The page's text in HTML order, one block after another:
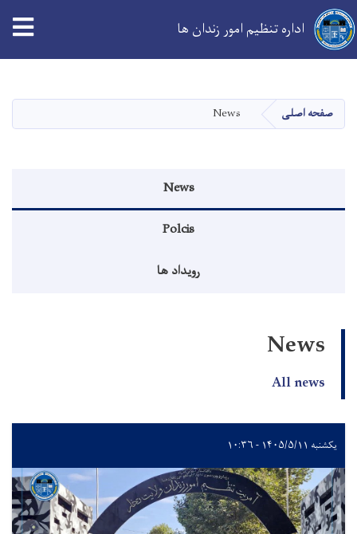
content
اداره تنظیم امور زندان ها
صفحه اصلی News
News
Polcis
رویداد ها
News
All news
یکشنبه ۱۴۰۵/۵/۱۱ - ۱۰:۳۶